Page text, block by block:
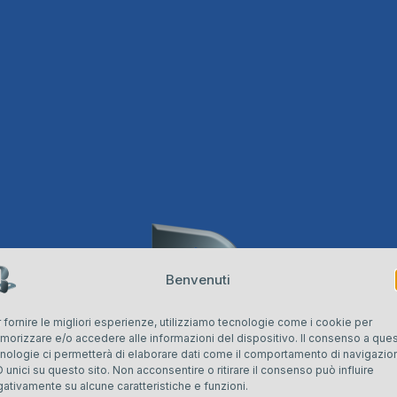
Benvenuti
fornire le migliori esperienze, utilizziamo tecnologie come i cookie per
e/o accedere alle informazioni del dispositivo. Il consenso a
ci permetterà di elaborare dati come il comportamento di
unici su questo sito. Non acconsentire o ritirare il consenso può influire
su alcune caratteristiche e funzioni.